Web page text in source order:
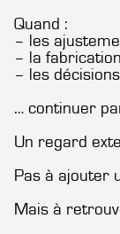
Quand :
– les
– la
– les
… continuer
Un regard
Pas à ajouter
Mais à